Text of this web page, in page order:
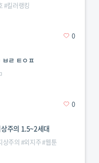
#킬러랭킹
0
ㅂㄹ ㅌㅇㅍ
0
외모지상주의 1.5~2세대
상주의 #외지주#웹툰